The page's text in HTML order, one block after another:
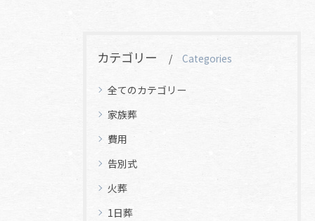
カテゴリー Categories
全てのカテゴリー
家族葬
費用
告別式
火葬
1日葬